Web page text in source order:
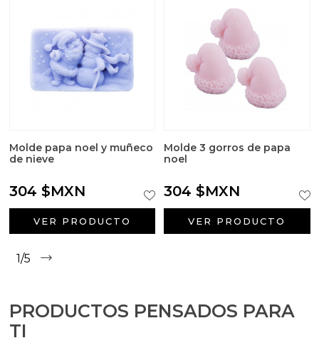
Molde papa noel y muñeco
de nieve
304 $MXN
VER PRODUCTO
Molde 3 gorros de papa
noel
304 $MXN
VER PRODUCTO
1/5
PRODUCTOS PENSADOS PARA
TI